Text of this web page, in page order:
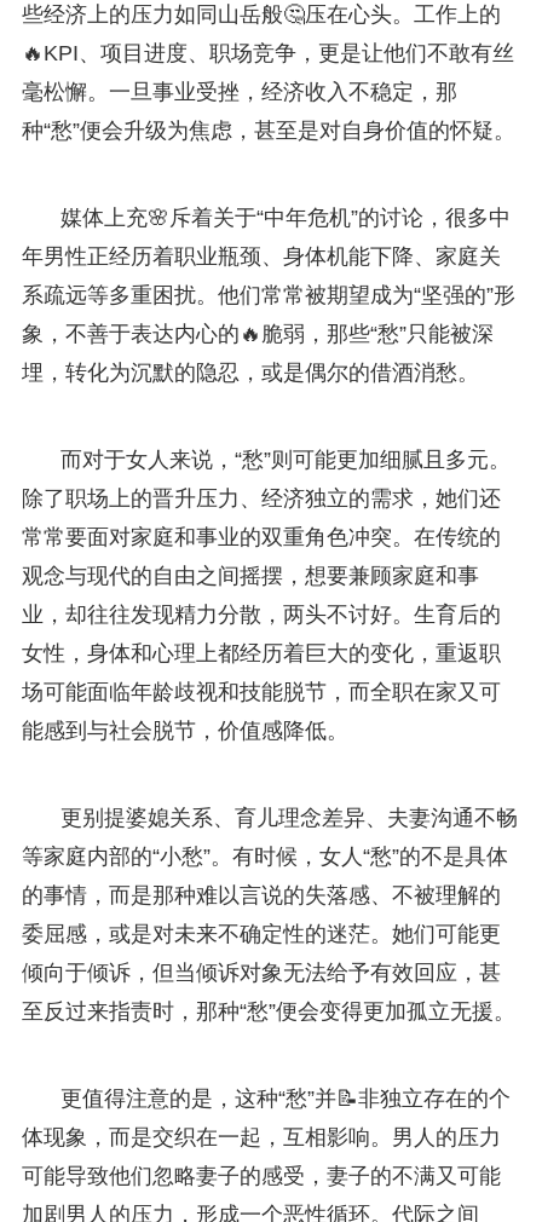
些经济上的压力如同山岳般🤔压在心头。工作上的
🔥KPI、项目进度、职场竞争，更是让他们不敢有丝
毫松懈。一旦事业受挫，经济收入不稳定，那
种“愁”便会升级为焦虑，甚至是对自身价值的怀疑。
媒体上充🌸斥着关于“中年危机”的讨论，很多中
年男性正经历着职业瓶颈、身体机能下降、家庭关
系疏远等多重困扰。他们常常被期望成为“坚强的”形
象，不善于表达内心的🔥脆弱，那些“愁”只能被深
埋，转化为沉默的隐忍，或是偶尔的借酒消愁。
而对于女人来说，“愁”则可能更加细腻且多元。
除了职场上的晋升压力、经济独立的需求，她们还
常常要面对家庭和事业的双重角色冲突。在传统的
观念与现代的自由之间摇摆，想要兼顾家庭和事
业，却往往发现精力分散，两头不讨好。生育后的
女性，身体和心理上都经历着巨大的变化，重返职
场可能面临年龄歧视和技能脱节，而全职在家又可
能感到与社会脱节，价值感降低。
更别提婆媳关系、育儿理念差异、夫妻沟通不畅
等家庭内部的“小愁”。有时候，女人“愁”的不是具体
的事情，而是那种难以言说的失落感、不被理解的
委屈感，或是对未来不确定性的迷茫。她们可能更
倾向于倾诉，但当倾诉对象无法给予有效回应，甚
至反过来指责时，那种“愁”便会变得更加孤立无援。
更值得注意的是，这种“愁”并📝非独立存在的个
体现象，而是交织在一起，互相影响。男人的压力
可能导致他们忽略妻子的感受，妻子的不满又可能
加剧男人的压力，形成一个恶性循环。代际之间